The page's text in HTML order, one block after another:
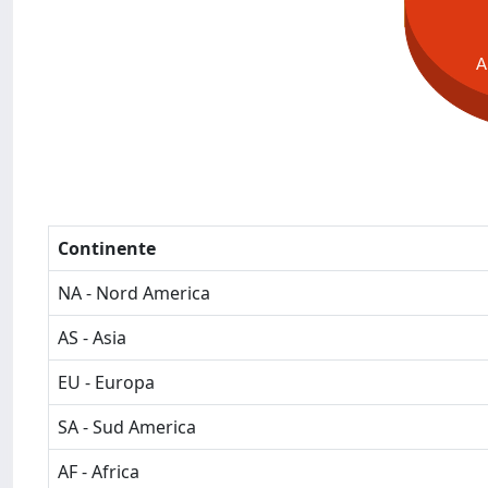
Continente
NA - Nord America
AS - Asia
EU - Europa
SA - Sud America
AF - Africa